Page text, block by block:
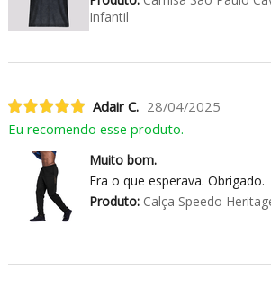
Infantil
Adair C. 28/04/2025
Eu recomendo esse produto.
Muito bom.
Era o que esperava. Obrigado.
Produto:Calça Speedo